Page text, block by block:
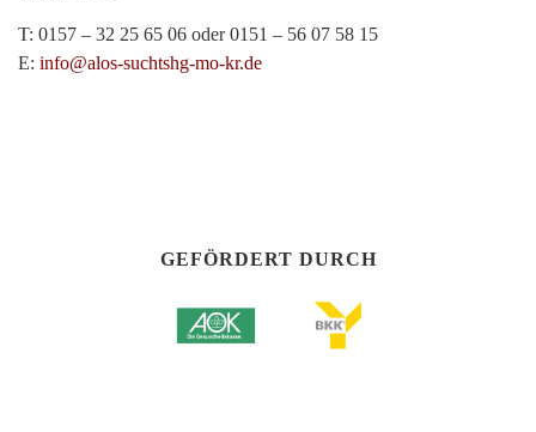
T: 0157 – 32 25 65 06 oder 0151 – 56 07 58 15
E: info@alos-suchtshg-mo-kr.de
GEFÖRDERT DURCH